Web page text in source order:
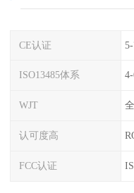
CE认证
ISO13485体系
WJT
认可度高
FCC认证